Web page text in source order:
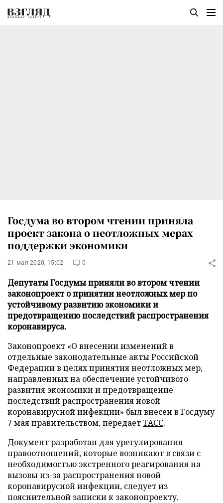
Госдума во втором чтении приняла
проект закона о неотложных мерах
поддержки экономики
21 мая 2020, 15:02 0
Депутаты Госдумы приняли во втором чтении
законопроект о принятии неотложных мер по
устойчивому развитию экономики и
предотвращению последствий распространения
коронавируса.
Законопроект «О внесении изменений в
отдельные законодательные акты Российской
Федерации в целях принятия неотложных мер,
направленных на обеспечение устойчивого
развития экономики и предотвращение
последствий распространения новой
коронавирусной инфекции» был внесен в Госдуму
7 мая правительством, передаетТАСС.
Документ разработан для урегулирования
правоотношений, которые возникают в связи с
необходимостью экстренного реагирования на
вызовы из-за распространения новой
коронавирусной инфекции, следует из
пояснительной записки к законопроекту.